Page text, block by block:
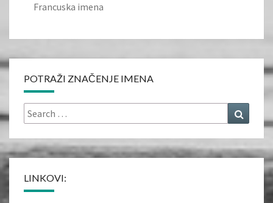
Francuska imena
POTRAŽI ZNAČENJE IMENA
Search
for:
LINKOVI: